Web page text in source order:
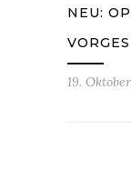
NEU:
19.